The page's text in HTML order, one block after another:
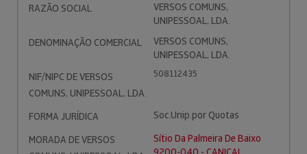
RAZÃO SOCIAL
VERSOS COMUNS,
UNIPESSOAL, LDA.
DENOMINAÇÃO COMERCIAL
VERSOS COMUNS,
UNIPESSOAL, LDA.
NIF/NIPC DE VERSOS
COMUNS, UNIPESSOAL, LDA.
508112435
FORMA JURÍDICA
Soc.Unip.por Quotas
MORADA DE VERSOS
Sítio Da Palmeira De Baixo